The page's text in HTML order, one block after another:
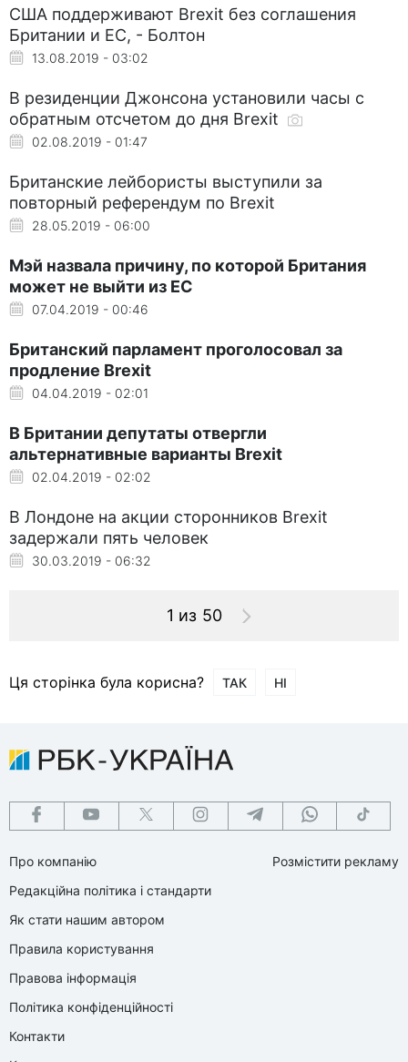
США поддерживают Brexit без соглашения
Британии и ЕС, - Болтон
13.08.2019 - 03:02
В резиденции Джонсона установили часы с
обратным отсчетом до дня Brexit
02.08.2019 - 01:47
Британские лейбористы выступили за
повторный референдум по Brexit
28.05.2019 - 06:00
Мэй назвала причину, по которой Британия
может не выйти из ЕС
07.04.2019 - 00:46
Британский парламент проголосовал за
продление Brexit
04.04.2019 - 02:01
В Британии депутаты отвергли
альтернативные варианты Brexit
02.04.2019 - 02:02
В Лондоне на акции сторонников Brexit
задержали пять человек
30.03.2019 - 06:32
1 из 50
Ця сторінка була корисна? ТАК НІ
Про компанію
Редакційна політика і стандарти
Як стати нашим автором
Правила користування
Правова інформація
Політика конфіденційності
Контакти
Розмістити рекламу